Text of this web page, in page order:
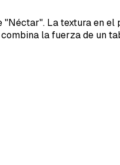
La textura en el
la fuerza de un